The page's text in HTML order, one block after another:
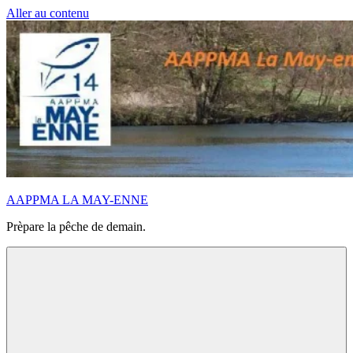
Aller au contenu
AAPPMA LA MAY-ENNE
Prèpare la pêche de demain.